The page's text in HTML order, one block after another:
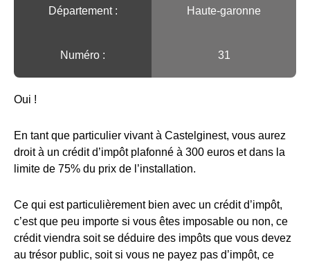
Département : Haute-garonne
Numéro : 31
Oui !
En tant que particulier vivant à Castelginest, vous aurez
droit à un crédit d’impôt plafonné à 300 euros et dans la
limite de 75% du prix de l’installation.
Ce qui est particulièrement bien avec un crédit d’impôt,
c’est que peu importe si vous êtes imposable ou non, ce
crédit viendra soit se déduire des impôts que vous devez
au trésor public, soit si vous ne payez pas d’impôt, ce